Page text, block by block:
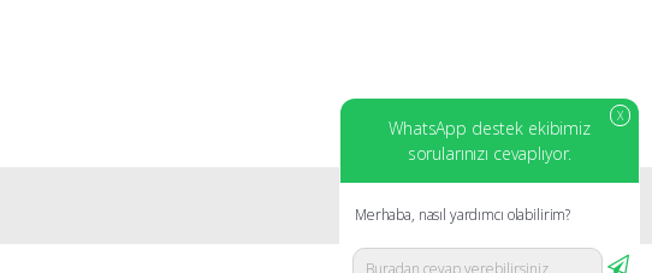
X
WhatsApp destek ekibimiz
sorularınızı cevaplıyor.
Merhaba, nasıl yardımcı olabilirim?